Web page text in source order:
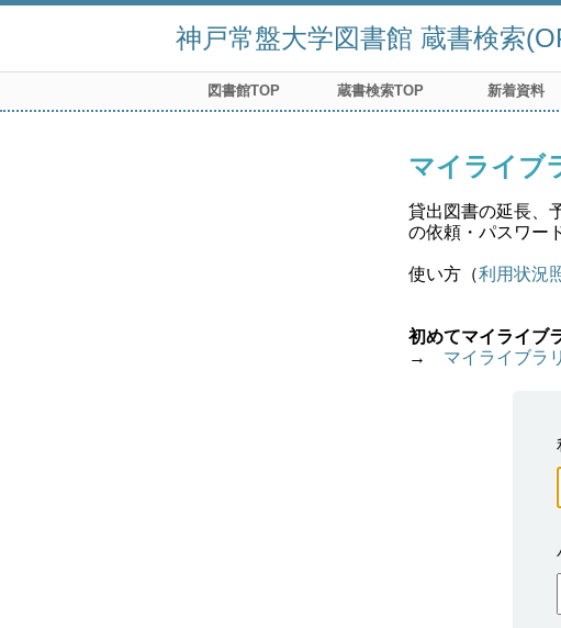
神戸常盤大学図書館 蔵書検索
図書館TOP 蔵書検索TOP 新着資料
マイライブ
貸出図書の延長、
の依頼・パスワー
使い方（利用状況
初めてマイライブ
→ マイライブラ